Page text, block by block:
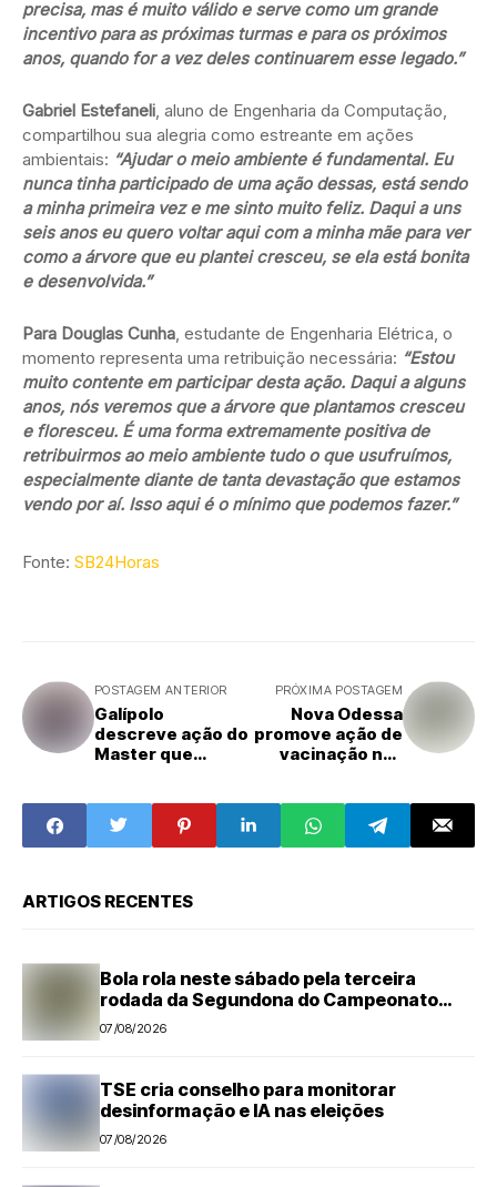
precisa, mas é muito válido e serve como um grande
incentivo para as próximas turmas e para os próximos
anos, quando for a vez deles continuarem esse legado.”
Gabriel Estefaneli, aluno de Engenharia da Computação,
compartilhou sua alegria como estreante em ações
ambientais: “Ajudar o meio ambiente é fundamental. Eu
nunca tinha participado de uma ação dessas, está sendo
a minha primeira vez e me sinto muito feliz. Daqui a uns
seis anos eu quero voltar aqui com a minha mãe para ver
como a árvore que eu plantei cresceu, se ela está bonita
e desenvolvida.”
Para Douglas Cunha, estudante de Engenharia Elétrica, o
momento representa uma retribuição necessária: “Estou
muito contente em participar desta ação. Daqui a alguns
anos, nós veremos que a árvore que plantamos cresceu
e floresceu. É uma forma extremamente positiva de
retribuirmos ao meio ambiente tudo o que usufruímos,
especialmente diante de tanta devastação que estamos
vendo por aí. Isso aqui é o mínimo que podemos fazer.”
Fonte: SB24Horas
POSTAGEM ANTERIOR
Galípolo
descreve ação do
Master que
PRÓXIMA POSTAGEM
Nova Odessa
promove ação de
vacinação nas
caderneta de
crianças e
adolescentes
ARTIGOS RECENTES
Bola rola neste sábado pela terceira
rodada da Segundona do Campeonato
Amador de Futebol
07/08/2026
TSE cria conselho para monitorar
desinformação e IA nas eleições
07/08/2026